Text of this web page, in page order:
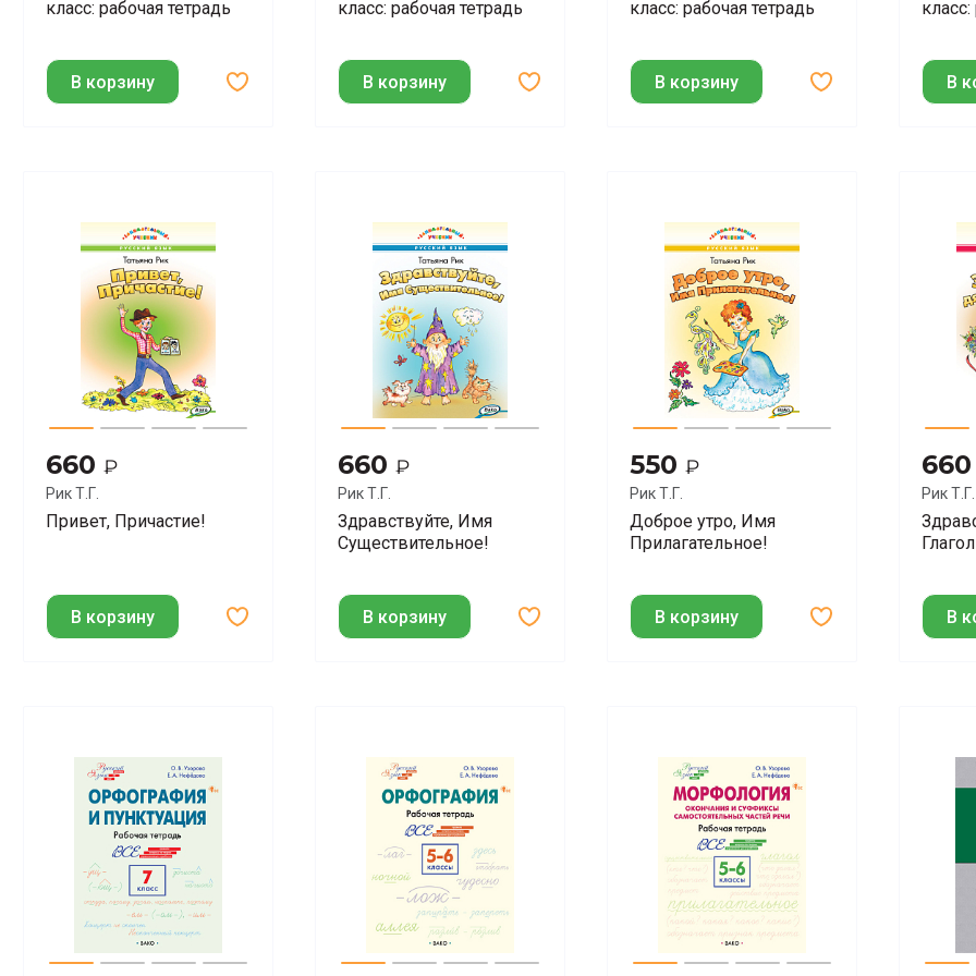
класс: рабочая тетрадь
В корзину
класс: рабочая тетрадь
В корзину
класс: рабочая тетрадь
В корзину В
660 ₽
Рик Т.Г.
Привет, Причастие!
В корзину
660 ₽
Рик Т.Г.
Здравствуйте, Имя
Существительное!
В корзину
550 ₽
Рик Т.Г.
Доброе утро, Имя
Прилагательное!
В корзину
Рик Т.Г.
В